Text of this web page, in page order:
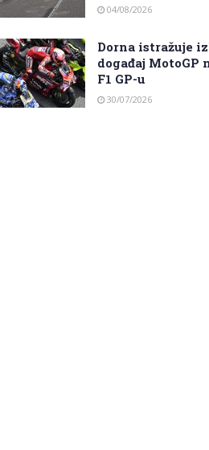
04/08/2026
Dorna istražuje
događaj MotoGP
F1 GP-u
30/07/2026